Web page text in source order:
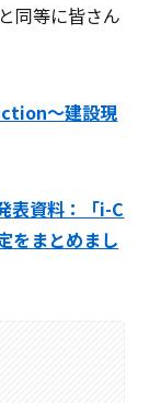
同等に皆さん
〜建設現
表資料：「i-C
をまとめまし